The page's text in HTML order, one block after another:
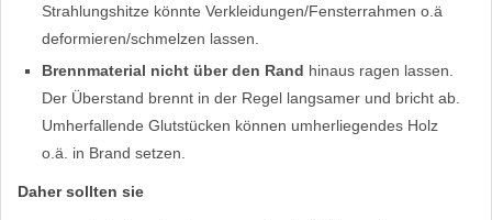
Strahlungshitze könnte Verkleidungen/Fensterrahmen o.ä
deformieren/schmelzen lassen.
Brennmaterial nicht über den Rand hinaus ragen lassen.
Der Überstand brennt in der Regel langsamer und bricht ab.
Umherfallende Glutstücken können umherliegendes Holz
o.ä. in Brand setzen.
Daher sollten sie